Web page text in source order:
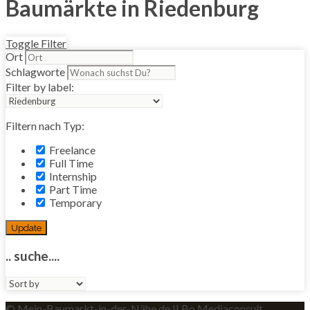
Baumärkte in Riedenburg
Toggle Filter
Ort
Schlagworte
Filter by label:
Filtern nach Typ:
Freelance
Full Time
Internship
Part Time
Temporary
Update
.. suche....
Sort